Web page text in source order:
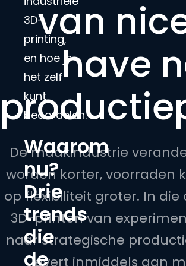
van
have
De maakindustrie
worden korter, voorraden
op flexibiliteit groter. In
3D-printen van
naar strategische
levert inmiddels aan
3D-
printing,
en hoe je
het zelf
kunt
beoordelen.
Waarom
nu?
Drie
trends
die
de